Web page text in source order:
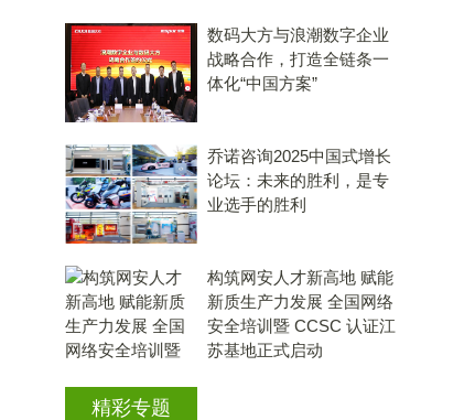
数码大方与浪潮数字企业
战略合作，打造全链条一
体化“中国方案”
乔诺咨询2025中国式增长
论坛：未来的胜利，是专
业选手的胜利
构筑网安人才新高地 赋能
新质生产力发展 全国网络
安全培训暨 CCSC 认证江
苏基地正式启动
精彩专题